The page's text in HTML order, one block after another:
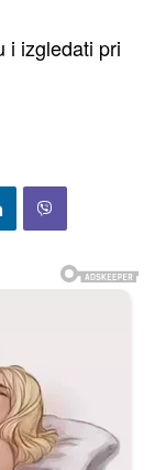
i izgledati pri